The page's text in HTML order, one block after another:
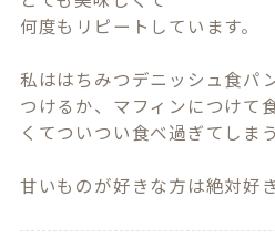
何度もリピートしています。
私ははちみつデニッシュ食パ
つけるか、マフィンにつけて
くてついつい食べ過ぎてしま
甘いものが好きな方は絶対好